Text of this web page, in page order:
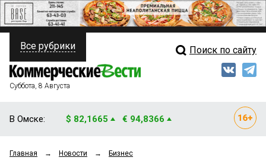
ПОЛИТИКА
ФИНАНСЫ
ОБЩЕСТВО
Свежий выпуск
Все рубрики Поиск по сайту
Суббота, 8 Августа
В Омске: $ 82,1665 € 94,8366
Главная → Новости → Бизнес